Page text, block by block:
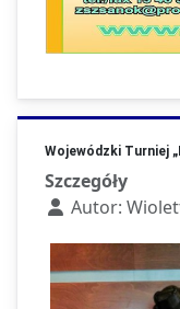
Wojewódzki Turniej
Szczegóły
Autor: